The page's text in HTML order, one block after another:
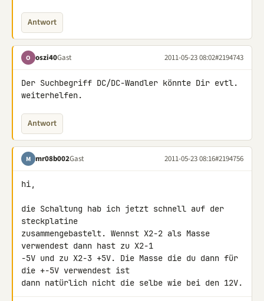
Antwort
O oszi40Gast 2011-05-23 08:02#2194743
Der Suchbegriff DC/DC-Wandler könnte Dir evtl.
weiterhelfen.
Antwort
M mr08b002Gast 2011-05-23 08:16#2194756
hi,
die Schaltung hab ich jetzt schnell auf der
steckplatine
zusammengebastelt. Wennst X2-2 als Masse
verwendest dann hast zu X2-1
-5V und zu X2-3 +5V. Die Masse die du dann für
die +-5V verwendest ist
dann natürlich nicht die selbe wie bei den 12V.